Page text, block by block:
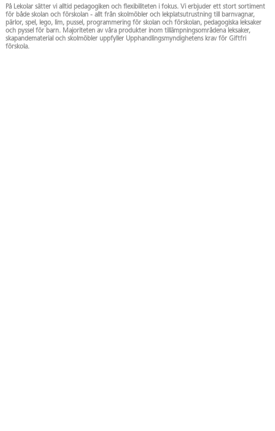
På Lekolar sätter vi alltid pedagogiken och flexibiliteten i fokus. Vi erbjuder ett stort sortiment
för både skolan och förskolan - allt från skolmöbler och lekplatsutrustning till barnvagnar,
pärlor, spel, lego, lim, pussel, programmering för skolan och förskolan, pedagogiska leksaker
och pyssel för barn. Majoriteten av våra produkter inom tillämpningsområdena leksaker,
skapandematerial och skolmöbler uppfyller Upphandlingsmyndighetens krav för Giftfri
förskola.